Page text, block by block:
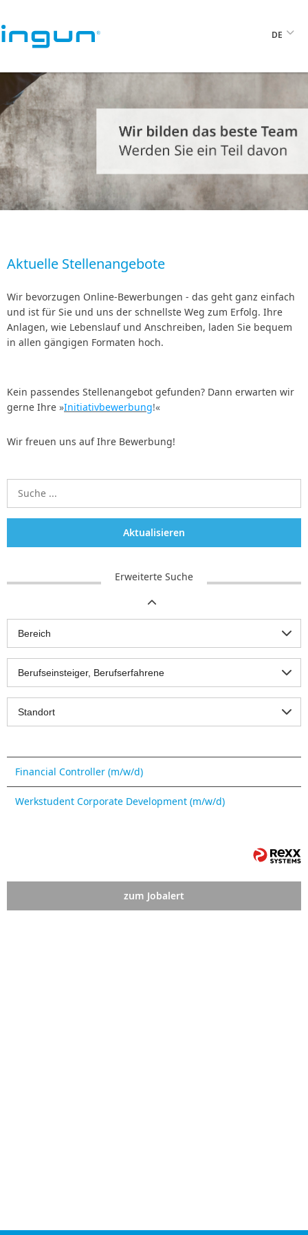
DE
Aktuelle Stellenangebote
Wir bevorzugen Online-Bewerbungen - das geht ganz einfach
und ist für Sie und uns der schnellste Weg zum Erfolg. Ihre
Anlagen, wie Lebenslauf und Anschreiben, laden Sie bequem
in allen gängigen Formaten hoch.
Kein passendes Stellenangebot gefunden? Dann erwarten wir
gerne Ihre Initiativbewerbung!
Wir freuen uns auf Ihre Bewerbung!
Aktualisieren
Erweiterte Suche
Bereich
Berufseinsteiger, Berufserfahrene
Standort
Financial Controller (m/w/d)
Werkstudent Corporate Development (m/w/d)
zum Jobalert